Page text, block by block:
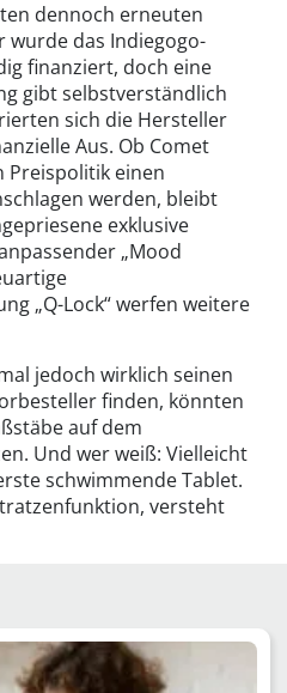
dennoch erneuten
wurde das Indiegogo-
finanziert, doch eine
gibt selbstverständlich
sich die Hersteller
Aus. Ob Comet
Preispolitik einen
werden, bleibt
exklusive
„Mood
„Q-Lock“ werfen weitere
jedoch wirklich seinen
finden, könnten
auf dem
Und wer weiß: Vielleicht
schwimmende Tablet.
versteht